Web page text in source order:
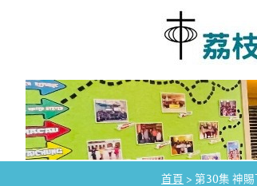
首頁 > 第30集 神